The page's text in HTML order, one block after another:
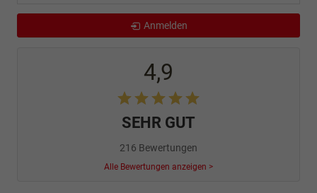
Anmelden
4,9
SEHR GUT
216 Bewertungen
Alle Bewertungen anzeigen >